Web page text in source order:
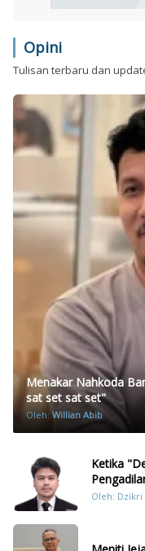
Opini
Tulisan terbaru dan
Menakar Nahkoda
sat set sat set"
Oleh:Willian Abib
Ketika
Oleh: Dzikri